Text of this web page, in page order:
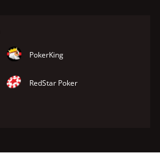
PokerKing
RedStar Poker